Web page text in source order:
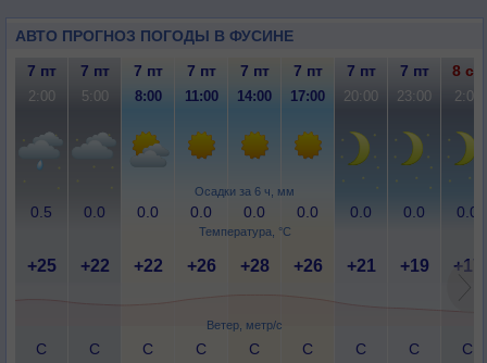
АВТО ПРОГНОЗ ПОГОДЫ В ФУСИНЕ
Осадки за 6 ч, мм
Температура, °C
Ветер, метр/с
7 пт 7 пт 7 пт 7 пт 7 пт 7 пт 7 пт 7 пт 8 сб
2:00 5:00 8:00 11:00 14:00 17:00 20:00 23:00 2:00
0.5 0.0 0.0 0.0 0.0 0.0 0.0 0.0 0.0
+25 +22 +22 +26 +28 +26 +21 +19 +17
С
С
С
С
С
С
С
С
С